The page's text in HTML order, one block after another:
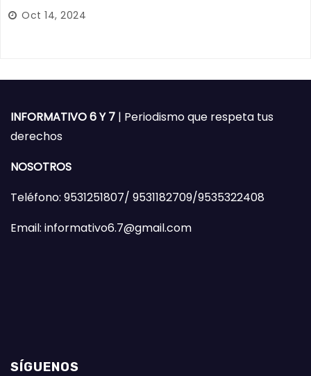
Oct 14, 2024
INFORMATIVO 6 Y 7 | Periodismo que respeta tus
derechos
NOSOTROS
Teléfono: 9531251807/ 9531182709/9535322408
Email: informativo6.7@gmail.com
SÍGUENOS